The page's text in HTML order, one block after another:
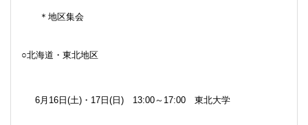
＊地区集会
○北海道・東北地区
6月16日(土)・17日(日) 13:00～17:00 東北大学